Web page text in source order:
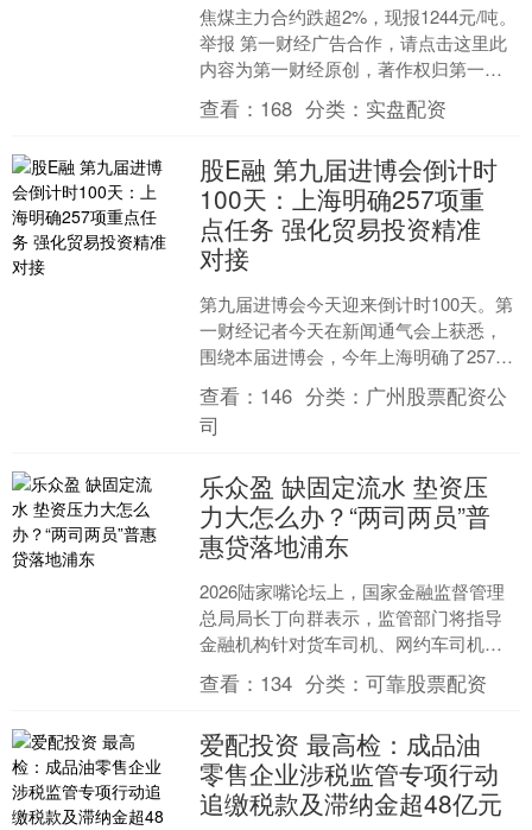
焦煤主力合约跌超2%，现报1244元/吨。
举报 第一财经广告合作，请点击这里此
内容为第一财经原创，著作权归第一财
经所有。未经第一财经书面授权，不得
以任何方式加....
查看： 168 分类： 实盘配资
股E融 第九届进博会倒计时
100天：上海明确257项重
点任务 强化贸易投资精准
对接
第九届进博会今天迎来倒计时100天。第
一财经记者今天在新闻通气会上获悉，
围绕本届进博会，今年上海明确了257项
重点任务，在提升入境、观展和出行便
利度同时，强化采....
查看： 146 分类： 广州股票配资公
司
乐众盈 缺固定流水 垫资压
力大怎么办？“两司两员”普
惠贷落地浦东
2026陆家嘴论坛上，国家金融监督管理
总局局长丁向群表示，监管部门将指导
金融机构针对货车司机、网约车司机、
快递员、外卖员“两司两员”新就....
查看： 134 分类：可靠股票配资
爱配投资 最高检：成品油
零售企业涉税监管专项行动
追缴税款及滞纳金超48亿元